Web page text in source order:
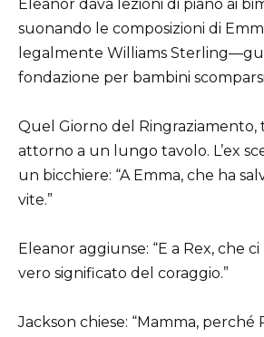
Eleanor dava lezioni di piano ai
suonando le composizioni di
legalmente Williams
fondazione per bambini
Quel Giorno del
attorno a un lungo tavolo. L’ex
un bicchiere: “A Emma, che ha
vite.”
Eleanor aggiunse: “E a Rex, che
vero significato del coraggio.”
Jackson chiese: “Mamma, perché